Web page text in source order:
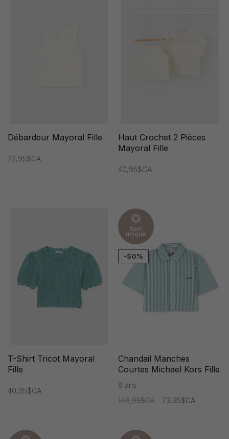
Débardeur Mayoral Fille
22,95$CA
Haut Crochet 2 Pièces
Mayoral Fille
40,95$CA
T-Shirt Tricot Mayoral
Fille
40,95$CA
Item
unique
-50%
Chandail Manches
Courtes Michael Kors Fille
8 ans
146,95$CA
73,95$CA